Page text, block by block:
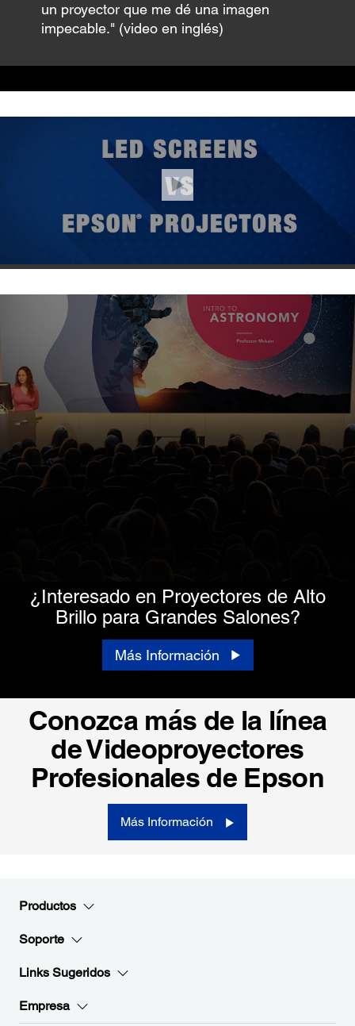
un proyector que me dé una imagen
impecable." (video en inglés)
¿Interesado en Proyectores de Alto
Brillo para Grandes Salones?
Más Información
Conozca más de la línea
de Videoproyectores
Profesionales de Epson
Más Información
Productos
Soporte
Links Sugeridos
Empresa